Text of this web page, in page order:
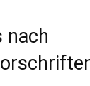
nach